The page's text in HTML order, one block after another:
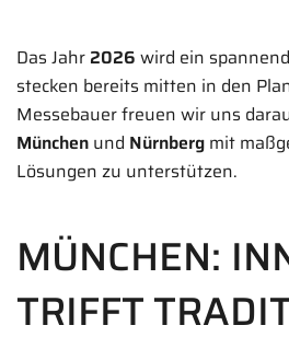
Das Jahr 2026 wird ein
stecken bereits mitten in den
Messebauer freuen wir uns
München und Nürnberg mit
Lösungen zu unterstützen.
MÜNCHEN:
TRIFFT